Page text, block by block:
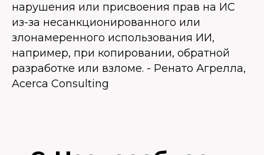
нарушения или присвоения прав на ИС
из-за несанкционированного или
злонамеренного использования ИИ,
например, при копировании, обратной
разработке или взломе. - Ренато Агрелла,
Acerca Consulting